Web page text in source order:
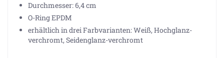
Durchmesser: 6,4 cm
O-Ring EPDM
erhältlich in drei Farbvarianten: Weiß, Hochglanz-
verchromt, Seidenglanz-verchromt